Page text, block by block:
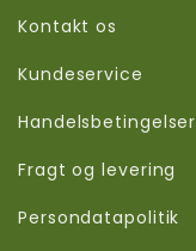
Kontakt os
Kundeservice
Handelsbetingelser
Fragt og levering
Persondatapolitik